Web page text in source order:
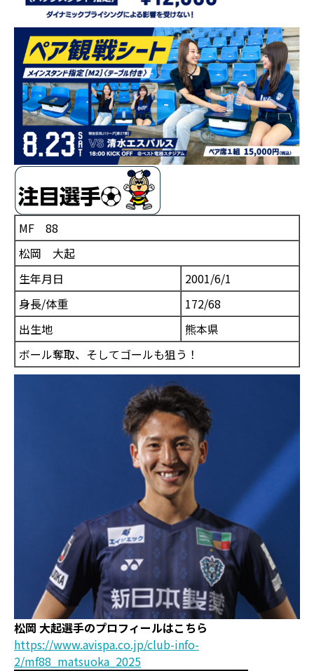
MF 88
松岡 大起
生年月日
2001/6/1
身長/体重
172/68
出生地
熊本県
ボール奪取、そしてゴールも狙う！
松岡 大起選手のプロフィールはこちら
https://www.avispa.co.jp/club-info-
2/mf88_matsuoka_2025